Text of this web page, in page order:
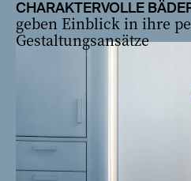
CHARAKTERVOLLE
geben Einblick in ihre
Gestaltungsansätze